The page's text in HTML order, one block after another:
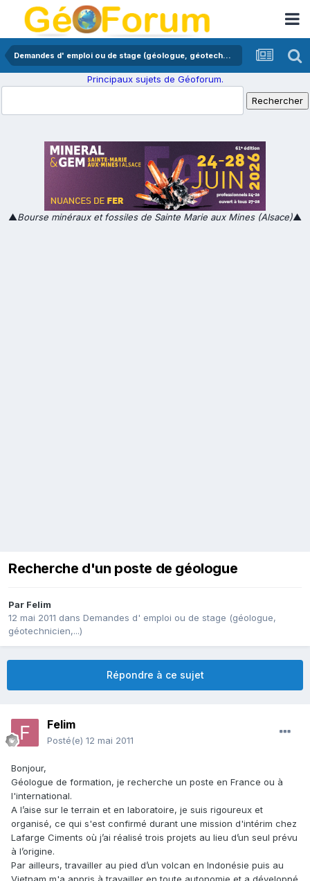
Demandes d' emploi ou de stage (géologue, géotechnicien,...)
Principaux sujets de Géoforum.
▲Bourse minéraux et fossiles de Sainte Marie aux Mines (Alsace)▲
Recherche d'un poste de géologue
Par Felim
12 mai 2011 dans Demandes d' emploi ou de stage (géologue,
géotechnicien,...)
Répondre à ce sujet
Felim
Posté(e) 12 mai 2011
Bonjour,
Géologue de formation, je recherche un poste en France ou à
l'international.
A l’aise sur le terrain et en laboratoire, je suis rigoureux et
organisé, ce qui s'est confirmé durant une mission d'intérim chez
Lafarge Ciments où j’ai réalisé trois projets au lieu d’un seul prévu
à l’origine.
Par ailleurs, travailler au pied d’un volcan en Indonésie puis au